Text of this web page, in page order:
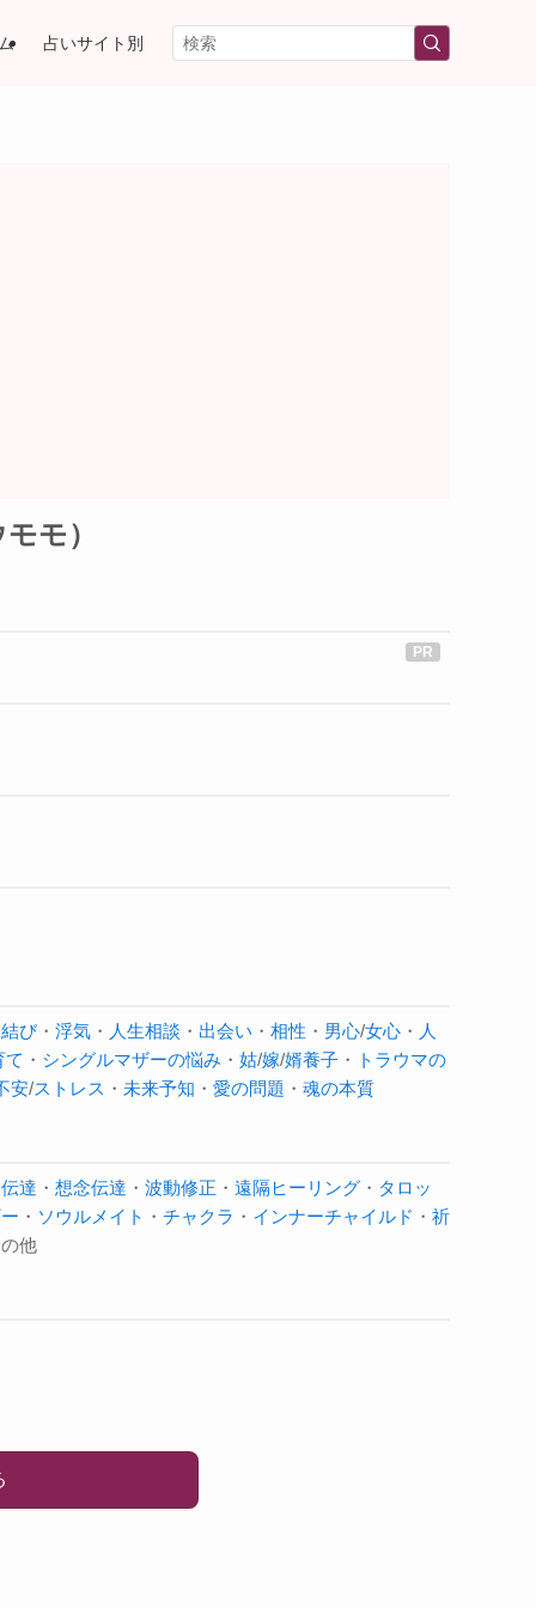
占いサイト別
モ）
び・ 浮気 ・ 人生相談 ・ 出会い ・ 相性 ・ 男心/女心 ・ 人
て ・ シングルマザーの悩み ・ 姑/嫁/婿養子 ・
トラウマの
安/ストレス ・ 未来予知 ・ 愛の問題 ・ 魂の本質
達 ・ 想念伝達 ・ 波動修正 ・ 遠隔ヒーリング ・ タロッ
・ ソウルメイト ・ チャクラ ・ インナーチャイルド ・ 祈
他